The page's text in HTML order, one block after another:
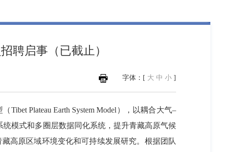
聘启事（已截止）
字体：[ 大 中 小 ]
（Tibet Plateau Earth System Model ），以耦合大气–
模式和多圈层数据同化系统，提升青藏高原气候
高原区域环境变化和可持续发展研究。 根据团队